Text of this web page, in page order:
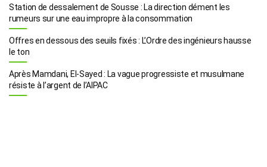
Station de dessalement de Sousse : La direction dément les
rumeurs sur une eau impropre à la consommation
Offres en dessous des seuils fixés : L’Ordre des ingénieurs hausse
le ton
Après Mamdani, El-Sayed : La vague progressiste et musulmane
résiste à l’argent de l’AIPAC